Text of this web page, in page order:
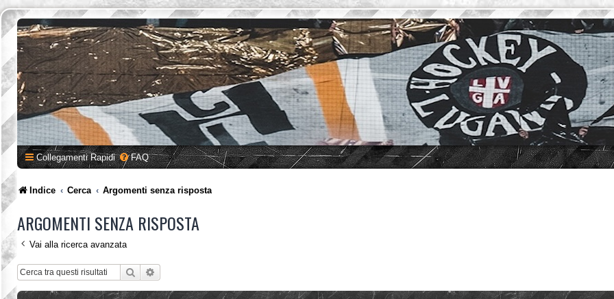
Collegamenti Rapidi FAQ
Indice Cerca Argomenti senza risposta
ARGOMENTI SENZA RISPOSTA
Vai alla ricerca avanzata
Cerca